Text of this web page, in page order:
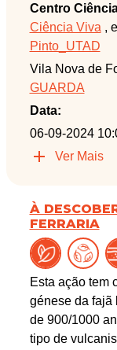
Centro
Ciência Viva ,
Pinto_UTAD
Vila Nova de
GUARDA
Data:
06-09-2024
Ver Mais
À
FERRARIA
Esta ação tem
génese da fajã
de 900/1000
tipo de